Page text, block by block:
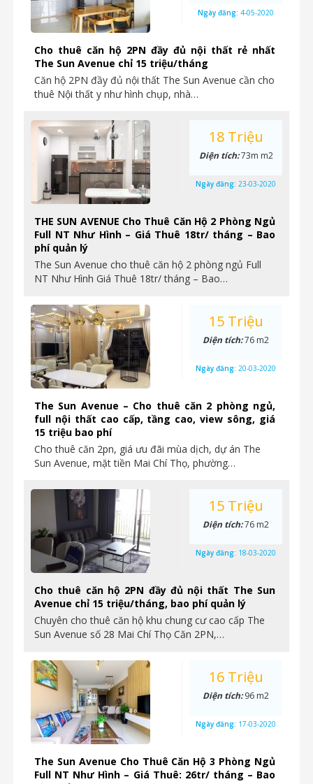
Cho thuê căn hộ 2PN đầy đủ nội thất rẻ nhất
The Sun Avenue chỉ 15 triệu/tháng
Căn hộ 2PN đầy đủ nội thất The Sun Avenue cần cho
thuê Nội thất y như hình chụp, nhà…
Ngày đăng: 4-05-2020
THE SUN AVENUE Cho Thuê Căn Hộ 2 Phòng Ngủ
Full NT Như Hình – Giá Thuê 18tr/ tháng – Bao
phí quản lý
The Sun Avenue cho thuê căn hộ 2 phòng ngủ Full
NT Như Hình Giá Thuê 18tr/ tháng – Bao…
18 Triệu
Diện tích:73m m2
Ngày đăng: 23-03-2020
The Sun Avenue – Cho thuê căn 2 phòng ngủ,
full nội thất cao cấp, tầng cao, view sông, giá
15 triệu bao phí
Cho thuê căn 2pn, giá ưu đãi mùa dịch, dự án The
Sun Avenue, mặt tiền Mai Chí Thọ, phường…
15 Triệu
Diện tích:76 m2
Ngày đăng: 20-03-2020
Cho thuê căn hộ 2PN đầy đủ nội thất The Sun
Avenue chỉ 15 triệu/tháng, bao phí quản lý
Chuyên cho thuê căn hộ khu chung cư cao cấp The
Sun Avenue số 28 Mai Chí Thọ Căn 2PN,…
15 Triệu
Diện tích:76 m2
Ngày đăng: 18-03-2020
The Sun Avenue Cho Thuê Căn Hộ 3 Phòng Ngủ
Full NT Như Hình – Giá Thuê: 26tr/ tháng – Bao
16 Triệu
Diện tích:96 m2
Ngày đăng: 17-03-2020